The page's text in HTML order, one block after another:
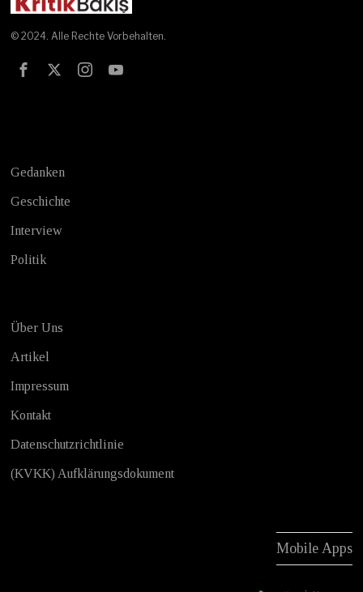
© 2024. Alle Rechte Vorbehalten.
Gedanken
Geschichte
Interview
Politik
Über Uns
Artikel
Impressum
Kontakt
Datenschutzrichtlinie
(KVKK) Aufklärungsdokument
Mobile Apps